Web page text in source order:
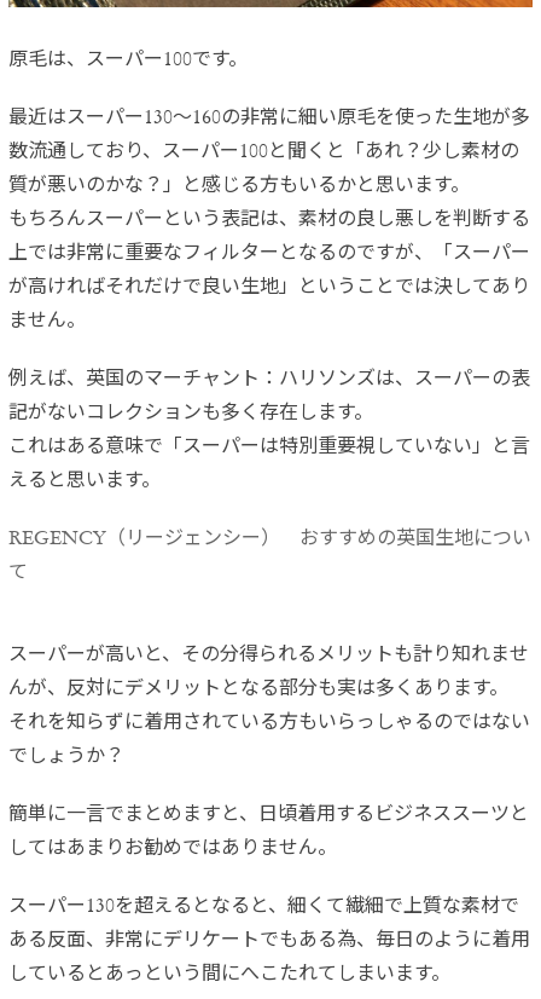
原毛は、スーパー100です。
最近はスーパー130～160の非常に細い原毛を使った生地が多
数流通しており、スーパー100と聞くと「あれ？少し素材の
質が悪いのかな？」と感じる方もいるかと思います。
もちろんスーパーという表記は、素材の良し悪しを判断する
上では非常に重要なフィルターとなるのですが、「スーパー
が高ければそれだけで良い生地」ということでは決してあり
ません。
例えば、英国のマーチャント：ハリソンズは、スーパーの表
記がないコレクションも多く存在します。
これはある意味で「スーパーは特別重要視していない」と言
えると思います。
REGENCY（リージェンシー） おすすめの英国生地につい
て
スーパーが高いと、その分得られるメリットも計り知れませ
んが、反対にデメリットとなる部分も実は多くあります。
それを知らずに着用されている方もいらっしゃるのではない
でしょうか？
簡単に一言でまとめますと、日頃着用するビジネススーツと
してはあまりお勧めではありません。
スーパー130を超えるとなると、細くて繊細で上質な素材で
ある反面、非常にデリケートでもある為、毎日のように着用
しているとあっという間にへこたれてしまいます。